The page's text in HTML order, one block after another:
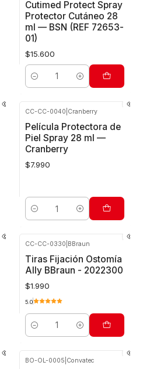
Cutimed Protect Spray
Protector Cutáneo 28
ml — BSN (REF 72653-
01)
$15.600
Cantidad
CC-CC-0040 Cranberry
Película Protectora de
Piel Spray 28 ml —
Cranberry
$7.990
Cantidad
CC-CC-0330 BBraun
Tiras Fijación Ostomía
Ally BBraun - 2022300
$1.990
5.0
Cantidad
BO-OL-0005 Convatec